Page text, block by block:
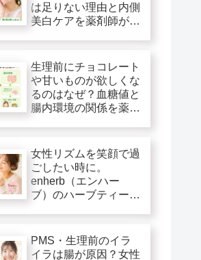
は足りない理由と内側
美白ケアを薬剤師が解
生理前にチョコレート
や甘いものが欲しくな
るのはなぜ？血糖値と
腸内環境の関係を薬剤
女性リズムを笑顔で過
ごしたい時に。
enherb（エンハー
ブ）のハーブティーが
PMS・生理前のイラ
イラは腸が原因？女性